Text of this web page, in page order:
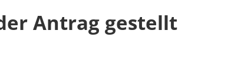
Antrag gestellt